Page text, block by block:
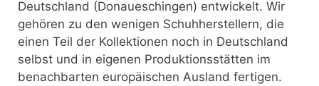
Deutschland (Donaueschingen) entwickelt. Wir
gehören zu den wenigen Schuhherstellern, die
einen Teil der Kollektionen noch in Deutschland
selbst und in eigenen Produktionsstätten im
benachbarten europäischen Ausland fertigen.